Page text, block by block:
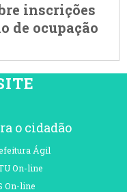
inscrições
de ocupação
o cidadão
Ágil
On-line
On-line